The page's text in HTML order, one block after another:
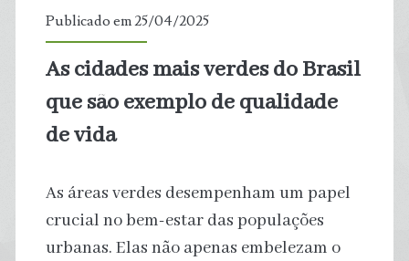
para
dos
Publicado em 25/04/2025
As cidades mais verdes do Brasil
que são exemplo de qualidade
de vida
As áreas verdes desempenham um papel
crucial no bem-estar das populações
urbanas. Elas não apenas embelezam o